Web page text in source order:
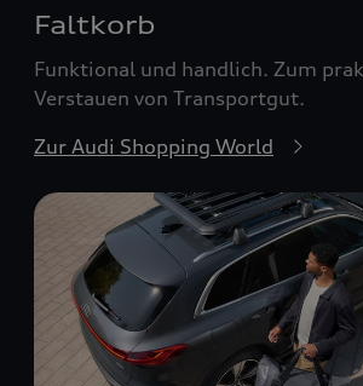
Faltkorb
Funktional und handlich. Zum
Verstauen von Transportgut.
Zur Audi Shopping World